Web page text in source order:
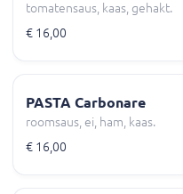
tomatensaus, kaas, gehakt.
€ 16,00
PASTA Carbonare
roomsaus, ei, ham, kaas.
€ 16,00